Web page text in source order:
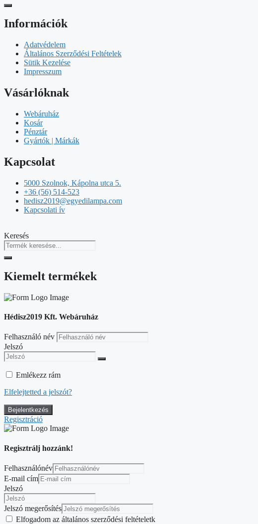
Információk
Adatvédelem
Általános Szerződési Feltételek
Sütik Kezelése
Impresszum
Vásárlóknak
Webáruház
Kosár
Pénztár
Gyártók | Márkák
Kapcsolat
5000 Szolnok, Kápolna utca 5.
+36 (56) 514-523
hedisz2019@egyedilampa.com
Kapcsolati ív
Keresés
Kiemelt termékek
Hédisz2019 Kft. Webáruház
Felhasználó név
Jelszó
Emlékezz rám
Elfelejtetted a jelszót?
Regisztráció
Regisztrálj hozzánk!
Felhasználónév
E-mail cím
Jelszó
Jelszó megerősítés
Elfogadom az általános szerződési feltételetk